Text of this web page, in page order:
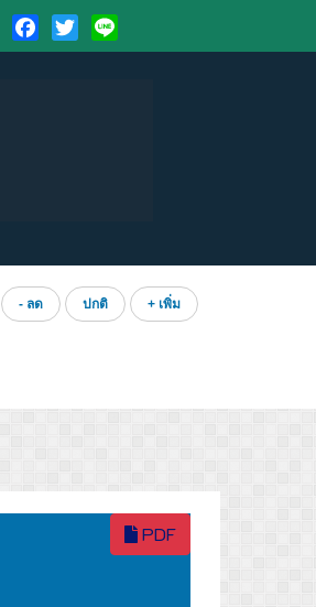
Facebook
TwitterLine
- ลด ปกติ + เพิ่ม
PDF